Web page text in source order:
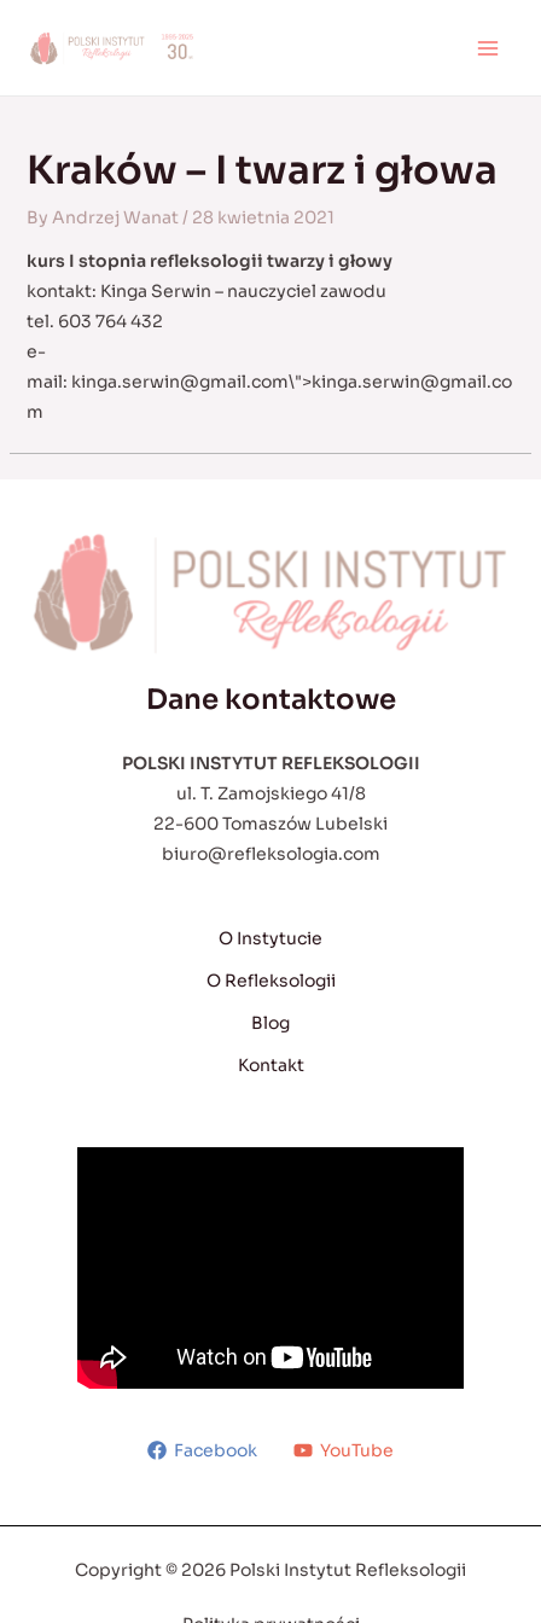
Kraków – I twarz i głowa
By Andrzej Wanat/ 28 kwietnia 2021
kurs I stopnia refleksologii twarzy i głowy
kontakt: Kinga Serwin – nauczyciel zawodu
tel. 603 764 432
e-
mail: kinga.serwin@gmail.com\">kinga.serwin@gmail.co
m
Dane kontaktowe
POLSKI INSTYTUT REFLEKSOLOGII
ul. T. Zamojskiego 41/8
22-600 Tomaszów Lubelski
biuro@refleksologia.com
O Instytucie
O Refleksologii
Blog
Kontakt
Facebook YouTube
Copyright © 2026 Polski Instytut Refleksologii